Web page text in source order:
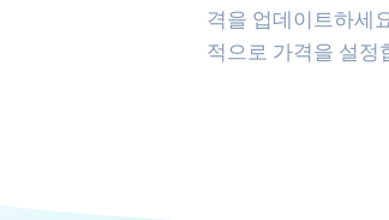
격을 업데이트하세
적으로 가격을 설정